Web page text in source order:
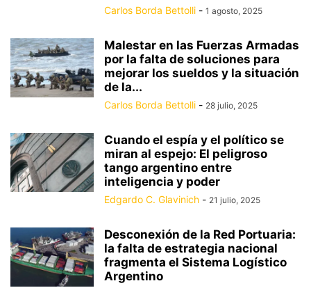
Carlos Borda Bettolli - 1 agosto, 2025
Malestar en las Fuerzas Armadas
por la falta de soluciones para
mejorar los sueldos y la situación
de la...
Carlos Borda Bettolli - 28 julio, 2025
Cuando el espía y el político se
miran al espejo: El peligroso
tango argentino entre
inteligencia y poder
Edgardo C. Glavinich - 21 julio, 2025
Desconexión de la Red Portuaria:
la falta de estrategia nacional
fragmenta el Sistema Logístico
Argentino